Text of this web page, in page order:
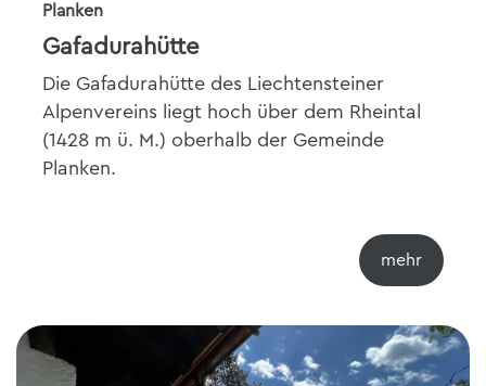
Planken
Gafadurahütte
Die Gafadurahütte des Liechtensteiner
Alpenvereins liegt hoch über dem Rheintal
(1428 m ü. M.) oberhalb der Gemeinde
Planken.